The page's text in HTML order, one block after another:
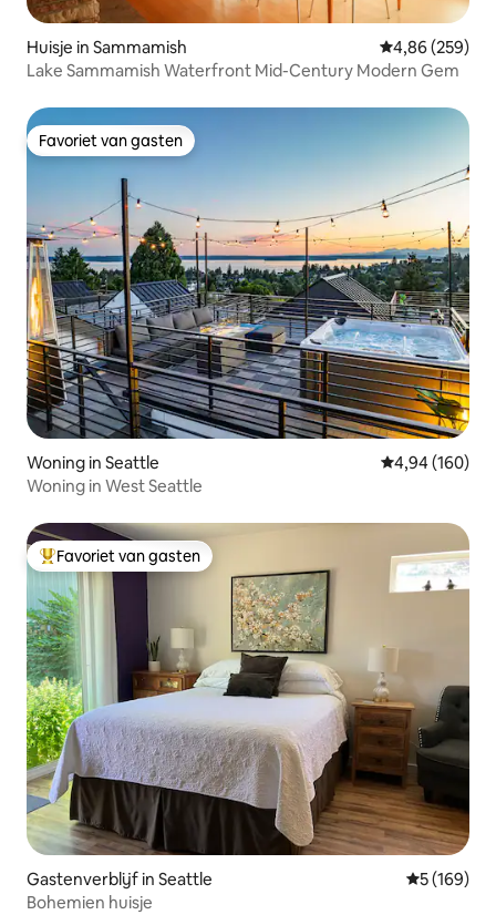
Huisje in Sammamish Gemiddelde
4,86 (259)
Lake Sammamish Waterfront Mid-Century Modern Gem
Favoriet van gasten
Favoriet van gasten
Woning in Seattle Gemiddelde
4,94 (160)
Woning in West Seattle
Topfavoriet van gasten
Favoriet van gasten
Gastenverblijf in Seattle
5 (169)
Bohemien huisje